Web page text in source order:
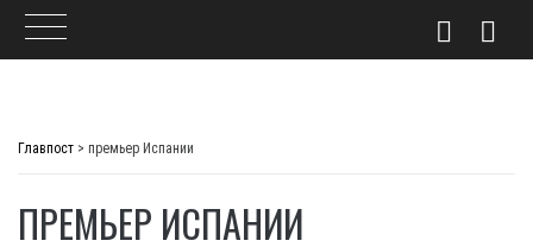
Главпост > премьер Испании
ПРЕМЬЕР ИСПАНИИ